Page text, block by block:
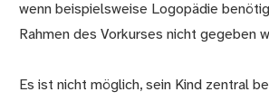
wenn beispielsweise Logopädie
Rahmen des Vorkurses nicht gegeben
Es ist nicht möglich, sein Kind zentral